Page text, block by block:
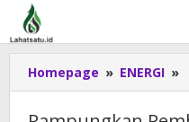
Lewati
konten
Homepage » ENERGI »